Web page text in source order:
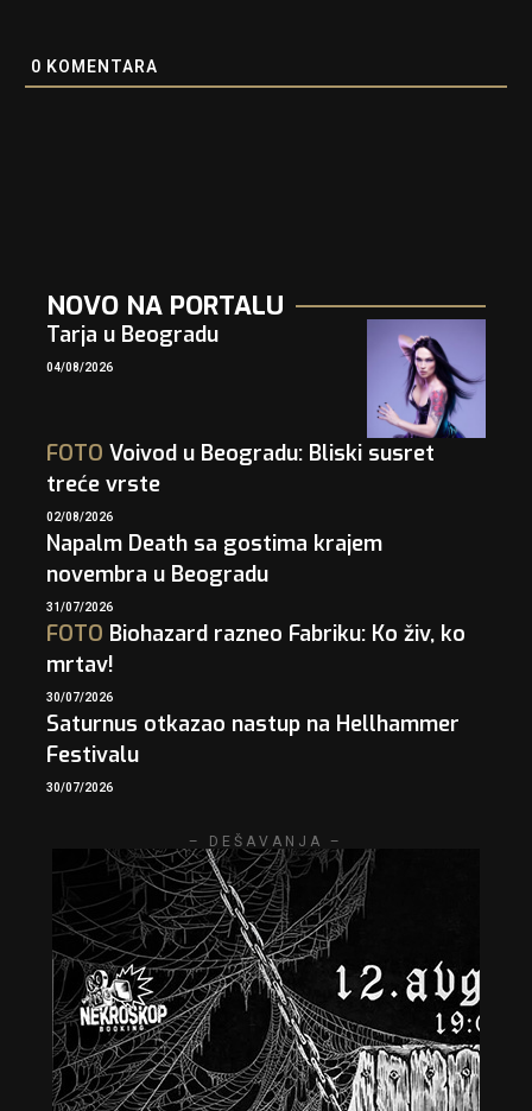
0 KOMENTARA
NOVO NA PORTALU
Tarja u Beogradu
04/08/2026
FOTO Voivod u Beogradu: Bliski susret
treće vrste
02/08/2026
Napalm Death sa gostima krajem
novembra u Beogradu
31/07/2026
FOTO Biohazard razneo Fabriku: Ko živ, ko
mrtav!
30/07/2026
Saturnus otkazao nastup na Hellhammer
Festivalu
30/07/2026
– DEŠAVANJA –